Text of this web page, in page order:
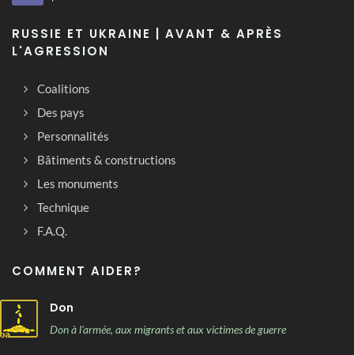
RUSSIE ET UKRAINE | AVANT & APRÈS
L'AGRESSION
Coalitions
Des pays
Personnalités
Bâtiments & constructions
Les monuments
Technique
F.A.Q.
COMMENT AIDER?
Don
Don à l'armée, aux migrants et aux victimes de guerre